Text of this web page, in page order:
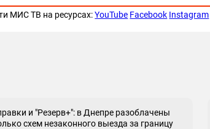
МИС ТВ на ресурсах:YouTube Facebook Instagram
и "Резерв+": в Днепре разоблачены
схем незаконного выезда за границу